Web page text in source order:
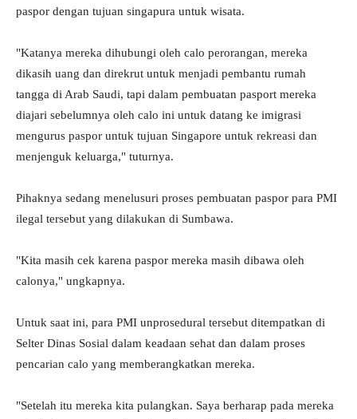
paspor dengan tujuan singapura untuk wisata.
"Katanya mereka dihubungi oleh calo perorangan, mereka
dikasih uang dan direkrut untuk menjadi pembantu rumah
tangga di Arab Saudi, tapi dalam pembuatan pasport mereka
diajari sebelumnya oleh calo ini untuk datang ke imigrasi
mengurus paspor untuk tujuan Singapore untuk rekreasi dan
menjenguk keluarga," tuturnya.
Pihaknya sedang menelusuri proses pembuatan paspor para PMI
ilegal tersebut yang dilakukan di Sumbawa.
"Kita masih cek karena paspor mereka masih dibawa oleh
calonya," ungkapnya.
Untuk saat ini, para PMI unprosedural tersebut ditempatkan di
Selter Dinas Sosial dalam keadaan sehat dan dalam proses
pencarian calo yang memberangkatkan mereka.
"Setelah itu mereka kita pulangkan. Saya berharap pada mereka